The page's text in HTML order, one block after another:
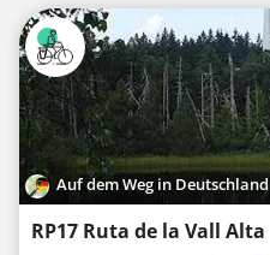
Auf dem Weg in Deutschland
RP17 Ruta de la Vall Alta